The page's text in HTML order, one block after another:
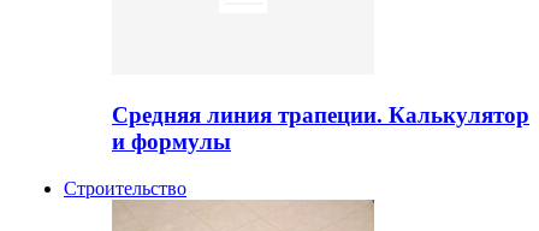
Средняя линия трапеции. Калькулятор
и формулы
Строительство